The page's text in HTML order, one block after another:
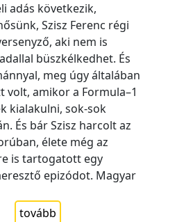
adás következik,
Szisz Ferenc régi
aki nem is
büszkélkedhet. És
meg úgy általában
volt, amikor a Formula–1
kialakulni, sok-sok
És bár Szisz harcolt az
élete még az
is tartogatott egy
epizódot. Magyar
tovább